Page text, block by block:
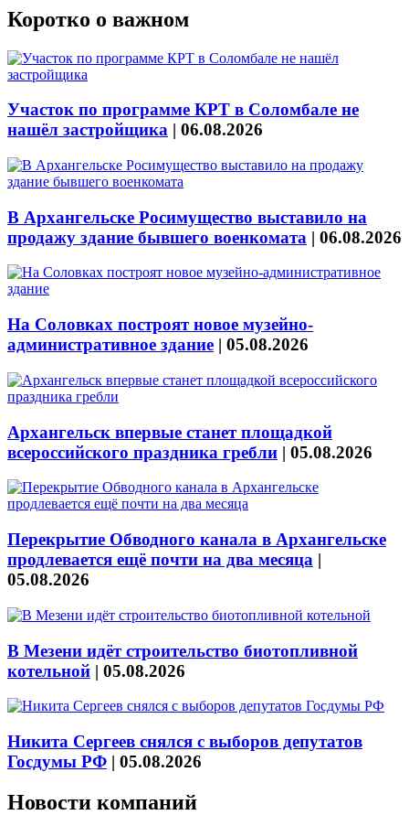
Коротко о важном
Участок по программе КРТ в Соломбале не
нашёл застройщика | 06.08.2026
В Архангельске Росимущество выставило на
продажу здание бывшего военкомата | 06.08.2026
На Соловках построят новое музейно-
административное здание | 05.08.2026
Архангельск впервые станет площадкой
всероссийского праздника гребли | 05.08.2026
Перекрытие Обводного канала в Архангельске
продлевается ещё почти на два месяца |
05.08.2026
В Мезени идёт строительство биотопливной
котельной | 05.08.2026
Никита Сергеев снялся с выборов депутатов
Госдумы РФ | 05.08.2026
Новости компаний